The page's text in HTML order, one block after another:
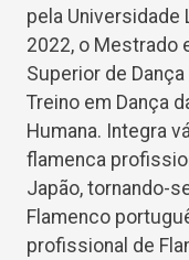
pela Universidade
2022, o Mestrado
Superior de
Treino em Dança
Humana. Integra
flamenca
Japão, tornando-
Flamenco
profissional de